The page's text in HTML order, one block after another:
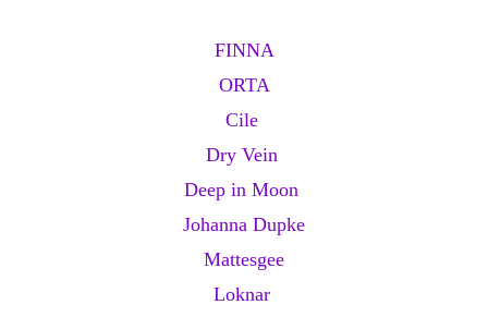
FINNA
ORTA
Cile
Dry Vein
Deep in Moon
Johanna Dupke
Mattesgee
Loknar